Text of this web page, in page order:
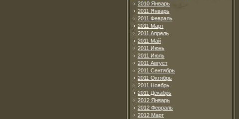
2010 Январь
2011 Январь
2011 Февраль
2011 Март
2011 Апрель
2011 Май
2011 Июнь
2011 Июль
2011 Август
2011 Сентябрь
2011 Октябрь
2011 Ноябрь
2011 Декабрь
2012 Январь
2012 Февраль
2012 Март